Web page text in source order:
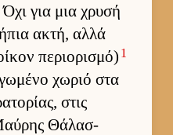
για μια χρυσή
ακτή, αλλά
περιο­ρισμό) 1
χωριό στα
στις
Θάλασ­